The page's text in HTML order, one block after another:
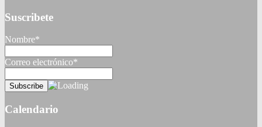
Suscribete
Nombre*
Correo electrónico*
Calendario